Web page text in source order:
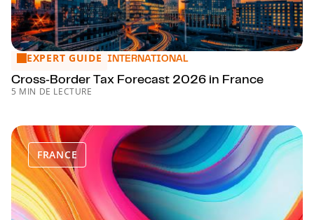
Cross‑Border Tax Forecast 2026 in France
EXPERT GUIDE INTERNATIONAL
Cross‑Border Tax Forecast 2026 in France
5 MIN DE LECTURE
FRANCE